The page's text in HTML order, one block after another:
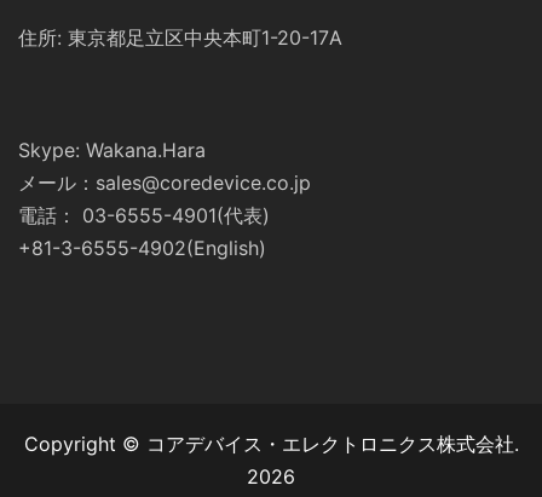
住所: 東京都足立区中央本町1-20-17A
Skype: Wakana.Hara
メール：sales@coredevice.co.jp
電話： 03-6555-4901(代表)
+81-3-6555-4902(English)
Copyright © コアデバイス・エレクトロニクス株式会社.
2026